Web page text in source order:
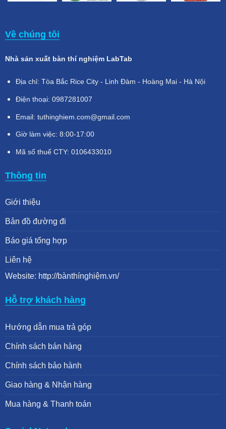
Về chúng tôi
Nhà sản xuất bàn thí nghiệm LabTab
Địa chỉ: Tòa Bắc Rice City - Linh Đàm - Hoàng Mai - Hà Nội
Điện thoại: 0987281007
Email: tuthinghiem.com@gmail.com
Giờ làm việc: 8:00-17:00
Mã số thuế CTY: 0106433010
Thông tin
Giới thiệu
Bản đồ đường đi
Báo giá tổng hợp
Liên hệ
Website: http://bànthínghiệm.vn/
Hỗ trợ khách hàng
Hướng dẫn mua trả góp
Chính sách bán hàng
Chính sách bảo hành
Giao hàng & Nhận hàng
Mua hàng & Thanh toán